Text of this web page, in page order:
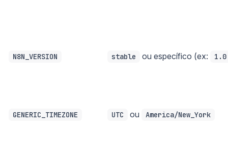
N8N_VERSION stable ou específico (ex:
GENERIC_TIMEZONE UTC ou America/New_York